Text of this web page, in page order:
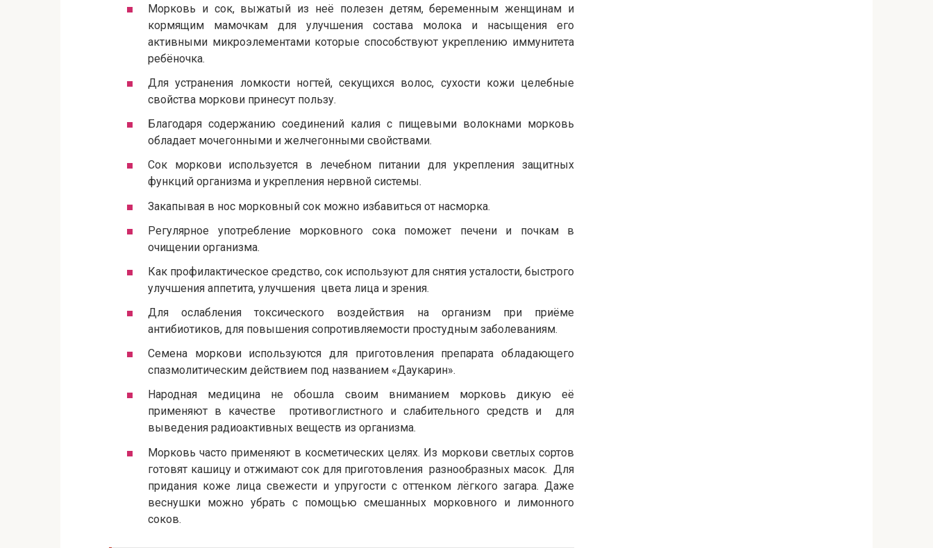
Морковь и сок, выжатый из неё полезен детям, беременным женщинам и
кормящим мамочкам для улучшения состава молока и насыщения его
активными микроэлементами которые способствуют укреплению иммунитета
ребёночка.
Для устранения ломкости ногтей, секущихся волос, сухости кожи целебные
свойства моркови принесут пользу.
Благодаря содержанию соединений калия с пищевыми волокнами морковь
обладает мочегонными и желчегонными свойствами.
Сок моркови используется в лечебном питании для укрепления защитных
функций организма и укрепления нервной системы.
Закапывая в нос морковный сок можно избавиться от насморка.
Регулярное употребление морковного сока поможет печени и почкам в
очищении организма.
Как профилактическое средство, сок используют для снятия усталости, быстрого
улучшения аппетита, улучшения цвета лица и зрения.
Для ослабления токсического воздействия на организм при приёме
антибиотиков, для повышения сопротивляемости простудным заболеваниям.
Семена моркови используются для приготовления препарата обладающего
спазмолитическим действием под названием «Даукарин».
Народная медицина не обошла своим вниманием морковь дикую её
применяют в качестве противоглистного и слабительного средств и для
выведения радиоактивных веществ из организма.
Морковь часто применяют в косметических целях. Из моркови светлых сортов
готовят кашицу и отжимают сок для приготовления разнообразных масок. Для
придания коже лица свежести и упругости с оттенком лёгкого загара. Даже
веснушки можно убрать с помощью смешанных морковного и лимонного
соков.